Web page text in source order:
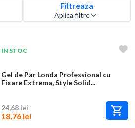
Filtreaza
Aplica filtre
IN STOC
Gel de Par Londa Professional cu
Fixare Extrema, Style Solid...
24,68 lei
18,76 lei